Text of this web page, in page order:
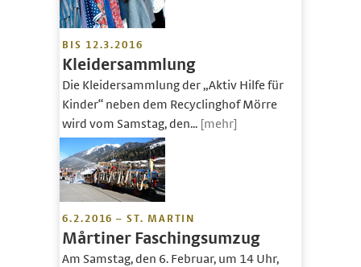
BIS 12.3.2016
Kleidersammlung
Die Kleidersammlung der „Aktiv Hilfe für
Kinder“ neben dem Recyclinghof Mörre
wird vom Samstag, den... [mehr]
6.2.2016 – ST. MARTIN
Mårtiner Faschingsumzug
Am Samstag, den 6. Februar, um 14 Uhr,